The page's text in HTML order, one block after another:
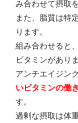
み合わせて摂取
また、脂質は特
ります。
組み合わせると、
ビタミンがありま
アンチエイジン
いビタミンの働き
す。
過剰な摂取は体